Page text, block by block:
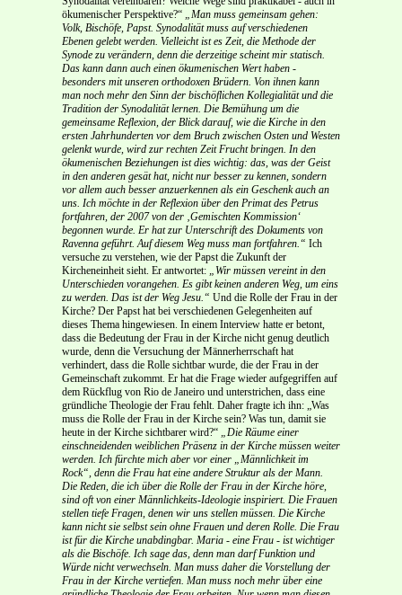
ökumenischer Perspektive?“ „Man muss gemeinsam gehen:
Volk, Bischöfe, Papst. Synodalität muss auf verschiedenen
Ebenen gelebt werden. Vielleicht ist es Zeit, die Methode der
Synode zu verändern, denn die derzeitige scheint mir statisch.
Das kann dann auch einen ökumenischen Wert haben -
besonders mit unseren orthodoxen Brüdern. Von ihnen kann
man noch mehr den Sinn der bischöflichen Kollegialität und die
Tradition der Synodalität lernen. Die Bemühung um die
gemeinsame Reflexion, der Blick darauf, wie die Kirche in den
ersten Jahrhunderten vor dem Bruch zwischen Osten und Westen
gelenkt wurde, wird zur rechten Zeit Frucht bringen. In den
ökumenischen Beziehungen ist dies wichtig: das, was der Geist
in den anderen gesät hat, nicht nur besser zu kennen, sondern
vor allem auch besser anzuerkennen als ein Geschenk auch an
uns. Ich möchte in der Reflexion über den Primat des Petrus
fortfahren, der 2007 von der ‚Gemischten Kommission‘
begonnen wurde. Er hat zur Unterschrift des Dokuments von
Ravenna geführt. Auf diesem Weg muss man fortfahren.“ Ich
versuche zu verstehen, wie der Papst die Zukunft der
Kircheneinheit sieht. Er antwortet: „Wir müssen vereint in den
Unterschieden vorangehen. Es gibt keinen anderen Weg, um eins
zu werden. Das ist der Weg Jesu.“ Und die Rolle der Frau in der
Kirche? Der Papst hat bei verschiedenen Gelegenheiten auf
dieses Thema hingewiesen. In einem Interview hatte er betont,
dass die Bedeutung der Frau in der Kirche nicht genug deutlich
wurde, denn die Versuchung der Männerherrschaft hat
verhindert, dass die Rolle sichtbar wurde, die der Frau in der
Gemeinschaft zukommt. Er hat die Frage wieder aufgegriffen auf
dem Rückflug von Rio de Janeiro und unterstrichen, dass eine
gründliche Theologie der Frau fehlt. Daher fragte ich ihn: „Was
muss die Rolle der Frau in der Kirche sein? Was tun, damit sie
heute in der Kirche sichtbarer wird?“ „Die Räume einer
einschneidenden weiblichen Präsenz in der Kirche müssen weiter
werden. Ich fürchte mich aber vor einer „Männlichkeit im
Rock“, denn die Frau hat eine andere Struktur als der Mann.
Die Reden, die ich über die Rolle der Frau in der Kirche höre,
sind oft von einer Männlichkeits-Ideologie inspiriert. Die Frauen
stellen tiefe Fragen, denen wir uns stellen müssen. Die Kirche
kann nicht sie selbst sein ohne Frauen und deren Rolle. Die Frau
ist für die Kirche unabdingbar. Maria - eine Frau - ist wichtiger
als die Bischöfe. Ich sage das, denn man darf Funktion und
Würde nicht verwechseln. Man muss daher die Vorstellung der
Frau in der Kirche vertiefen. Man muss noch mehr über eine